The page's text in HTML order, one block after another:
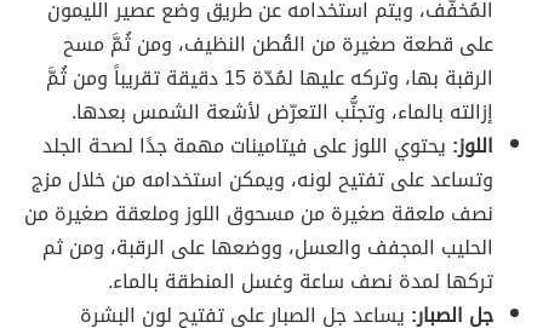
المُخفّف، ويتم استخدامه عن طريق وضع عصير الليمون
على قطعة صغيرة من القُطن النظيف، ومن ثُمَّ مسح
الرقبة بها، وتركه عليها لمُدّة 15 دقيقة تقريباً ومن ثُمَّ
إزالته بالماء، وتجنُّب التعرّض لأشعة الشمس بعدها.
اللوز: يحتوي اللوز على فيتامينات مهمة جدًا لصحة الجلد
وتساعد على تفتيح لونه، ويمكن استخدامه من خلال مزج
نصف ملعقة صغيرة من مسحوق اللوز وملعقة صغيرة من
الحليب المجفف والعسل، ووضعها على الرقبة، ومن ثم
تركها لمدة نصف ساعة وغسل المنطقة بالماء.
جل الصبار: يساعد جل الصبار على تفتيح لون البشرة